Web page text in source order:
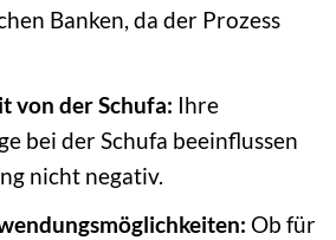
Banken, da der Prozess
von der Schufa: Ihre
bei der Schufa beeinflussen
nicht negativ.
Ob für